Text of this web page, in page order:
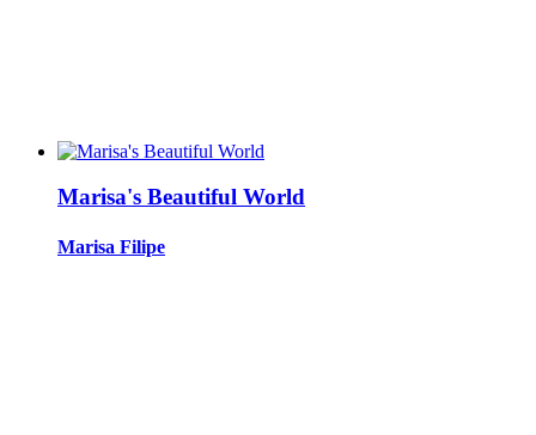
Marisa's Beautiful World
Marisa Filipe